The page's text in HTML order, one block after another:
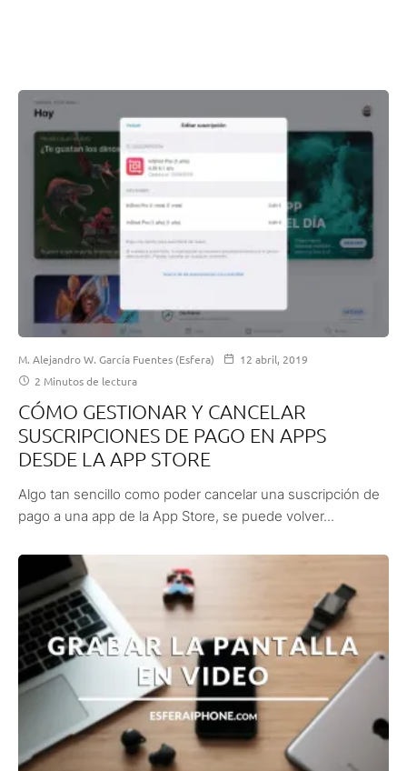
M. Alejandro W. García Fuentes (Esfera)
12 abril, 2019
2 Minutos de lectura
CÓMO GESTIONAR Y CANCELAR
SUSCRIPCIONES DE PAGO EN APPS
DESDE LA APP STORE
Algo tan sencillo como poder cancelar una suscripción de
pago a una app de la App Store, se puede volver...